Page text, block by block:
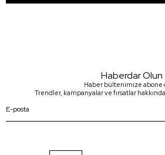
Haberdar Olun
Haber bültenimize abone
Trendler, kampanyalar ve fırsatlar